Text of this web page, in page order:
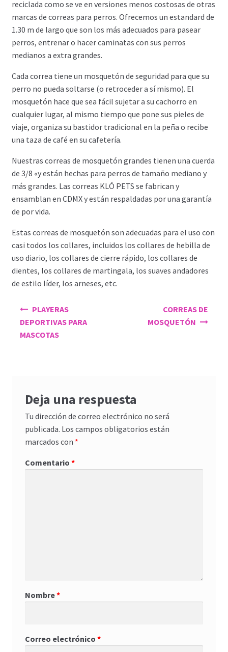
reciclada como se ve en versiones menos costosas de otras
marcas de correas para perros. Ofrecemos un estandard de
1.30 m de largo que son los más adecuados para pasear
perros, entrenar o hacer caminatas con sus perros
medianos a extra grandes.
Cada correa tiene un mosquetón de seguridad para que su
perro no pueda soltarse (o retroceder a sí mismo). El
mosquetón hace que sea fácil sujetar a su cachorro en
cualquier lugar, al mismo tiempo que pone sus pieles de
viaje, organiza su bastidor tradicional en la peña o recibe
una taza de café en su cafetería.
Nuestras correas de mosquetón grandes tienen una cuerda
de 3/8 «y están hechas para perros de tamaño mediano y
más grandes. Las correas KLÓ PETS se fabrican y
ensamblan en CDMX y están respaldadas por una garantía
de por vida.
Estas correas de mosquetón son adecuadas para el uso con
casi todos los collares, incluidos los collares de hebilla de
uso diario, los collares de cierre rápido, los collares de
dientes, los collares de martingala, los suaves andadores
de estilo líder, los arneses, etc.
PLAYERAS
DEPORTIVAS PARA
MASCOTAS
CORREAS DE
MOSQUETÓN
Deja una respuesta
Tu dirección de correo electrónico no será
publicada. Los campos obligatorios están
marcados con *
Comentario *
Nombre*
Correo electrónico *